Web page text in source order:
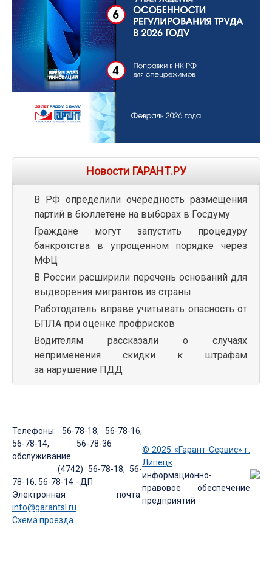
Новости ГАРАНТ.РУ
В РФ определили очередность размещения
партий в бюллетене на выборах в Госдуму
Граждане могут запустить процедуру
банкротства в упрощенном порядке через
МФЦ
В России расширили перечень оснований для
выдворения мигрантов из страны
Работодатель вправе учитывать опасность от
БПЛА при оценке профрисков
Водителям рассказали о случаях
неприменения скидки к штрафам
за нарушение ПДД
Телефоны: 56-78-18, 56-78-16,
56-78-14, 56-78-36 -
обслуживание
(4742) 56-78-18, 56-
78-16, 56-78-14 - ДП
Электронная почта:
info@garantsl.ru
Схема проезда
© 2025 «Гарант-Сервис» г.
Липецк
информационно-
правовое обеспечение
предприятий